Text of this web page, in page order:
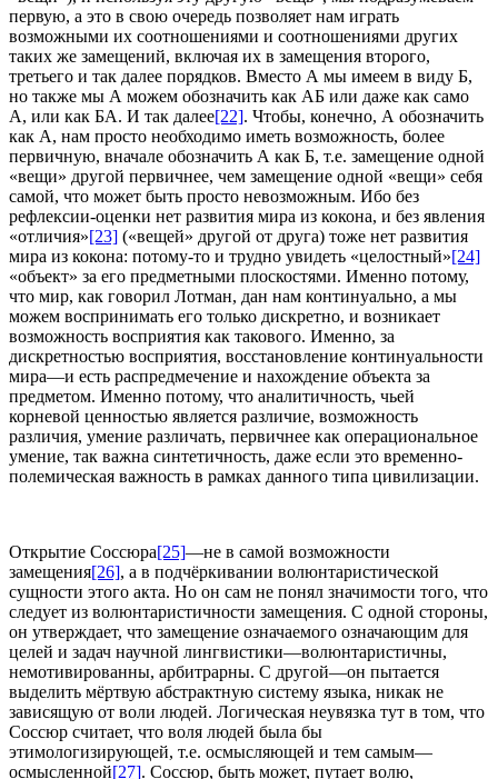
первую, а это в свою очередь позволяет нам играть
возможными их соотношениями и соотношениями других
таких же замещений, включая их в замещения второго,
третьего и так далее порядков. Вместо А мы имеем в виду Б,
но также мы А можем обозначить как АБ или даже как само
А, или как БА. И так далее[22]. Чтобы, конечно, А обозначить
как А, нам просто необходимо иметь возможность, более
первичную, вначале обозначить А как Б, т.е. замещение одной
«вещи» другой первичнее, чем замещение одной «вещи» себя
самой, что может быть просто невозможным. Ибо без
рефлексии-оценки нет развития мира из кокона, и без явления
«отличия»[23] («вещей» другой от друга) тоже нет развития
мира из кокона: потому-то и трудно увидеть «целостный»[24]
«объект» за его предметными плоскостями. Именно потому,
что мир, как говорил Лотман, дан нам континуально, а мы
можем воспринимать его только дискретно, и возникает
возможность восприятия как такового. Именно, за
дискретностью восприятия, восстановление континуальности
мира—и есть распредмечение и нахождение объекта за
предметом. Именно потому, что аналитичность, чьей
корневой ценностью является различие, возможность
различия, умение различать, первичнее как операциональное
умение, так важна синтетичность, даже если это временно-
полемическая важность в рамках данного типа цивилизации.
Открытие Соссюра[25]—не в самой возможности
замещения[26], а в подчёркивании волюнтаристической
сущности этого акта. Но он сам не понял значимости того, что
следует из волюнтаристичности замещения. С одной стороны,
он утверждает, что замещение означаемого означающим для
целей и задач научной лингвистики—волюнтаристичны,
немотивированны, арбитрарны. С другой—он пытается
выделить мёртвую абстрактную систему языка, никак не
зависящую от воли людей. Логическая неувязка тут в том, что
Соссюр считает, что воля людей была бы
этимологизирующей, т.е. осмысляющей и тем самым—
осмысленной[27]. Соссюр, быть может, путает волю,